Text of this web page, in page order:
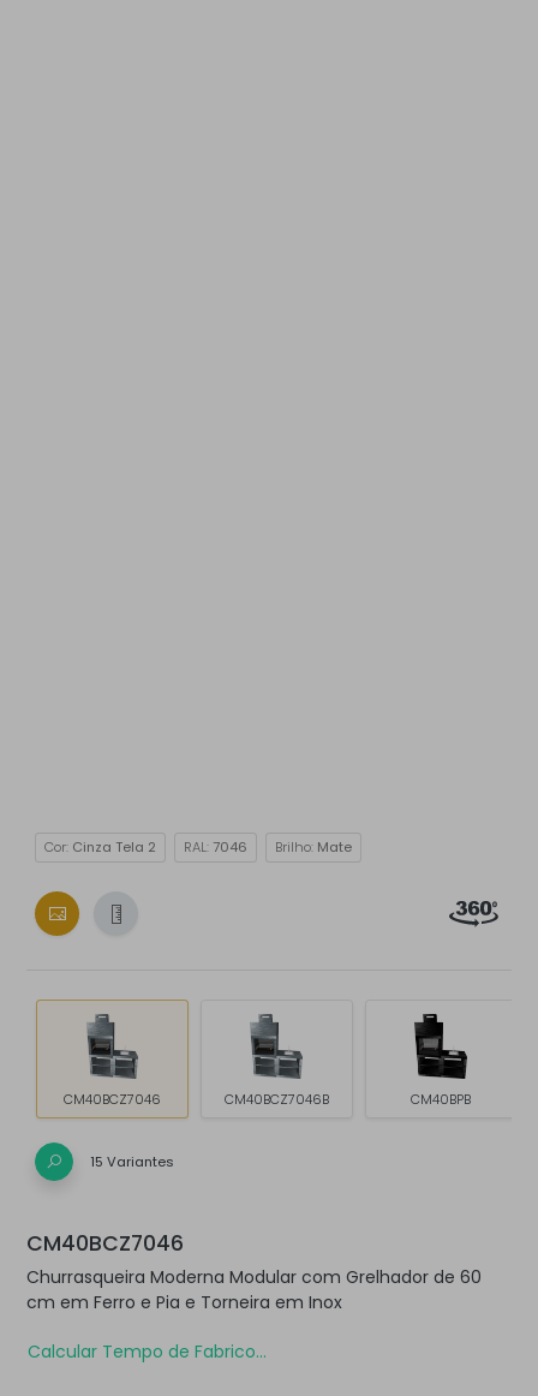
Cor: Cinza Tela 2 RAL:7046 Brilho: Mate
CM40BCZ7046 CM40BCZ7046B CM40BPB
15 Variantes
CM40BCZ7046
Churrasqueira Moderna Modular com Grelhador de 60
cm em Ferro e Pia e Torneira em Inox
Calcular Tempo de Fabrico...